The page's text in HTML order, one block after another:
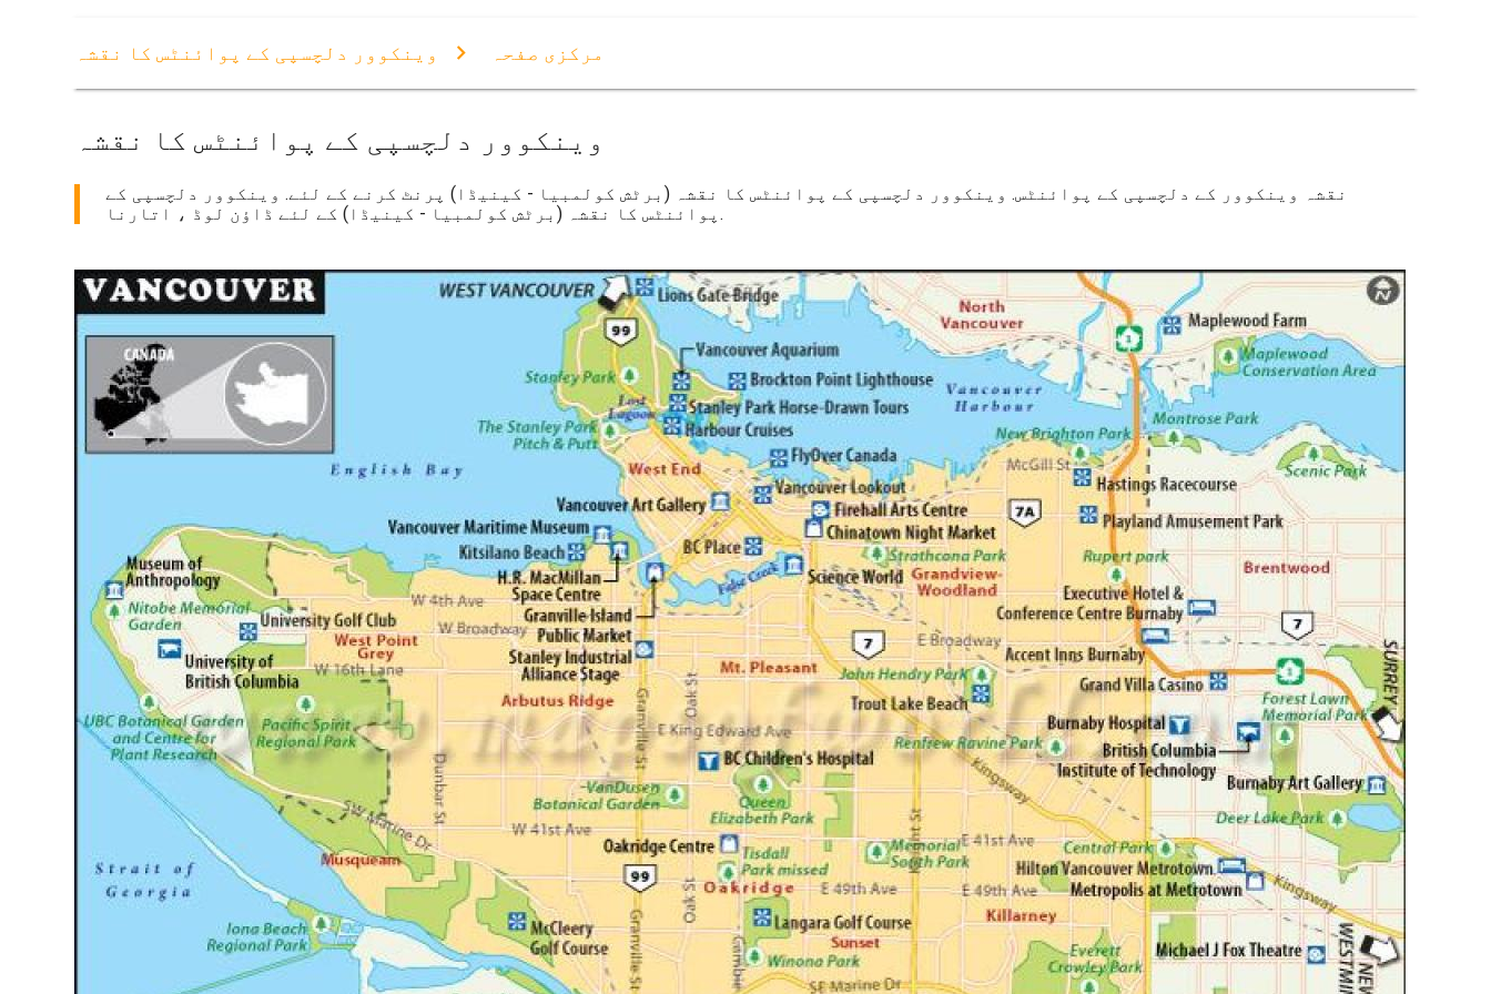
مرکزی صفحہ وینکوور دلچسپی کے پوائنٹس کا نقشہ
وینکوور دلچسپی کے پوائنٹس کا نقشہ
نقشہ وینکوور کے دلچسپی کے پوائنٹس. وینکوور دلچسپی کے پوائنٹس کا نقشہ (برٹش کولمبیا - کینیڈا) پرنٹ کرنے کے لئے. وینکوور دلچسپی کے
پوائنٹس کا نقشہ (برٹش کولمبیا - کینیڈا) کے لئے ڈاؤن لوڈ ، اتارنا.